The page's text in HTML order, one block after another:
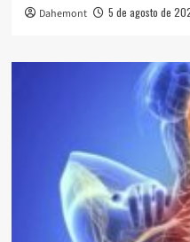
Dahemont 5 de agosto de